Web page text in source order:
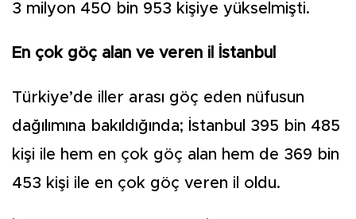
3 milyon 450 bin 953 kişiye yükselmişti.
En çok göç alan ve veren il İstanbul
Türkiye’de iller arası göç eden nüfusun
dağılımına ba­kıldığında; İstanbul 395 bin 485
kişi ile hem en çok göç alan hem de 369 bin
453 kişi ile en çok göç veren il oldu.